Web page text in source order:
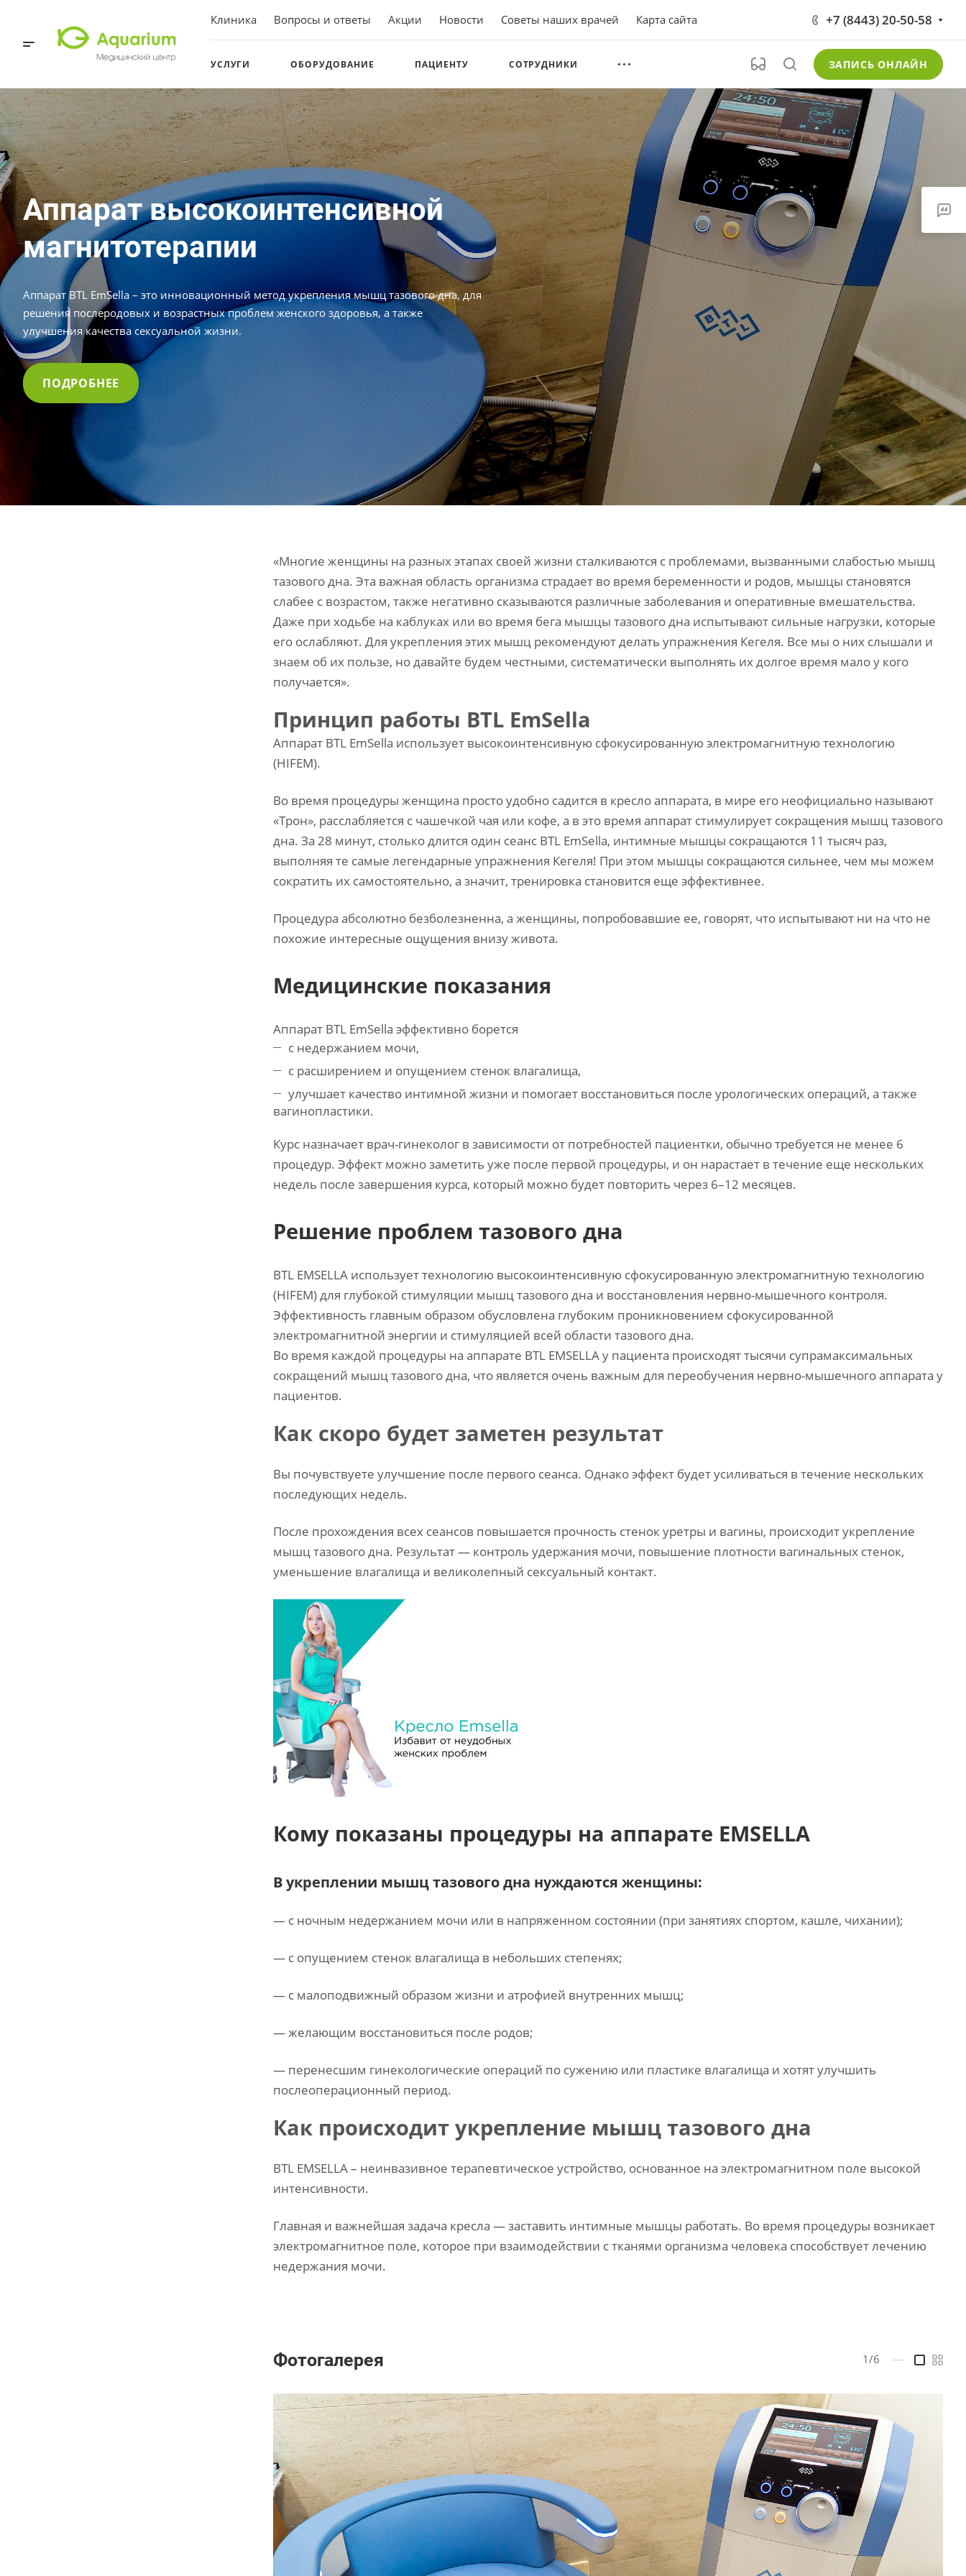
Клиника Вопросы и ответы Акции Новости Советы наших врачей Карта сайта +7 (8443) 20-50-58
УСЛУГИ ОБОРУДОВАНИЕ ПАЦИЕНТУ СОТРУДНИКИ ЗАПИСЬ ОНЛАЙН
Аппарат высокоинтенсивной
магнитотерапии
Аппарат BTL EmSella – это инновационный метод укрепления мышц тазового дна, для
решения послеродовых и возрастных проблем женского здоровья, а также
улучшения качества сексуальной жизни.
ПОДРОБНЕЕ
«Многие женщины на разных этапах своей жизни сталкиваются с проблемами, вызванными слабостью мышц
тазового дна. Эта важная область организма страдает во время беременности и родов, мышцы становятся
слабее с возрастом, также негативно сказываются различные заболевания и оперативные вмешательства.
Даже при ходьбе на каблуках или во время бега мышцы тазового дна испытывают сильные нагрузки, которые
его ослабляют. Для укрепления этих мышц рекомендуют делать упражнения Кегеля. Все мы о них слышали и
знаем об их пользе, но давайте будем честными, систематически выполнять их долгое время мало у кого
получается».
Принцип работы BTL EmSella
Аппарат BTL EmSella использует высокоинтенсивную сфокусированную электромагнитную технологию
(HIFEM).
Во время процедуры женщина просто удобно садится в кресло аппарата, в мире его неофициально называют
«Трон», расслабляется с чашечкой чая или кофе, а в это время аппарат стимулирует сокращения мышц тазового
дна. За 28 минут, столько длится один сеанс BTL EmSella, интимные мышцы сокращаются 11 тысяч раз,
выполняя те самые легендарные упражнения Кегеля! При этом мышцы сокращаются сильнее, чем мы можем
сократить их самостоятельно, а значит, тренировка становится еще эффективнее.
Процедура абсолютно безболезненна, а женщины, попробовавшие ее, говорят, что испытывают ни на что не
похожие интересные ощущения внизу живота.
Медицинские показания
Аппарат BTL EmSella эффективно борется
с недержанием мочи,
с расширением и опущением стенок влагалища,
улучшает качество интимной жизни и помогает восстановиться после урологических операций, а также
вагинопластики.
Курс назначает врач-гинеколог в зависимости от потребностей пациентки, обычно требуется не менее 6
процедур. Эффект можно заметить уже после первой процедуры, и он нарастает в течение еще нескольких
недель после завершения курса, который можно будет повторить через 6–12 месяцев.
Решение проблем тазового дна
BTL EMSELLA использует технологию высокоинтенсивную сфокусированную электромагнитную технологию
(HIFEM) для глубокой стимуляции мышц тазового дна и восстановления нервно-мышечного контроля.
Эффективность главным образом обусловлена глубоким проникновением сфокусированной
электромагнитной энергии и стимуляцией всей области тазового дна.
Во время каждой процедуры на аппарате BTL EMSELLA у пациента происходят тысячи супрамаксимальных
сокращений мышц тазового дна, что является очень важным для переобучения нервно-мышечного аппарата у
пациентов.
Как скоро будет заметен результат
Вы почувствуете улучшение после первого сеанса. Однако эффект будет усиливаться в течение нескольких
последующих недель.
После прохождения всех сеансов повышается прочность стенок уретры и вагины, происходит укрепление
мышц тазового дна. Результат — контроль удержания мочи, повышение плотности вагинальных стенок,
уменьшение влагалища и великолепный сексуальный контакт.
Кому показаны процедуры на аппарате EMSELLA
В укреплении мышц тазового дна нуждаются женщины:
— с ночным недержанием мочи или в напряженном состоянии (при занятиях спортом, кашле, чихании);
— с опущением стенок влагалища в небольших степенях;
— с малоподвижный образом жизни и атрофией внутренних мышц;
— желающим восстановиться после родов;
— перенесшим гинекологические операций по сужению или пластике влагалища и хотят улучшить
послеоперационный период.
Как происходит укрепление мышц тазового дна
BTL EMSELLA – неинвазивное терапевтическое устройство, основанное на электромагнитном поле высокой
интенсивности.
Главная и важнейшая задача кресла — заставить интимные мышцы работать. Во время процедуры возникает
электромагнитное поле, которое при взаимодействии с тканями организма человека способствует лечению
недержания мочи.
Фотогалерея 1/6 —